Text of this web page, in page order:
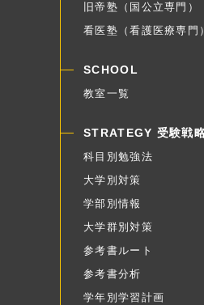
旧帝塾（国公立専門）
看医塾（看護医療専門）
SCHOOL
教室一覧
STRATEGY 受験戦
科目別勉強法
大学別対策
学部別情報
大学群別対策
参考書ルート
参考書分析
学年別学習計画